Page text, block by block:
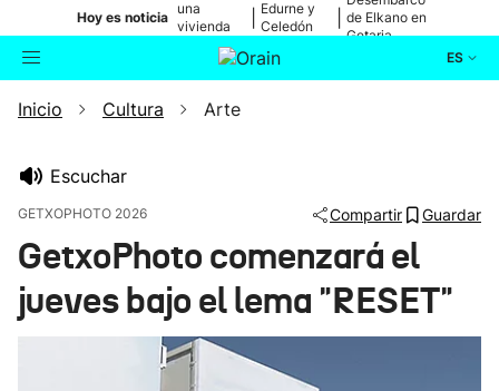
Hoy es noticia
una
vivienda
de Bilbao
Edurne y
Celedón
de Elkano en
Getaria
ES
Buscador Actualidad
Ikusmiran
Eguraldia
Inicio Cultura Arte
Escuchar
GETXOPHOTO 2026 Compartir Guardar
GetxoPhoto comenzará el
jueves bajo el lema "RESET"